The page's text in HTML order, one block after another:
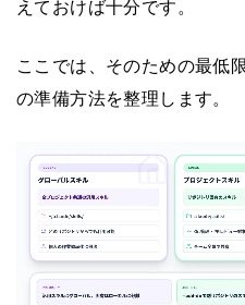
えておけば十分です。
ここでは、そのための最低
の準備方法を整理します。